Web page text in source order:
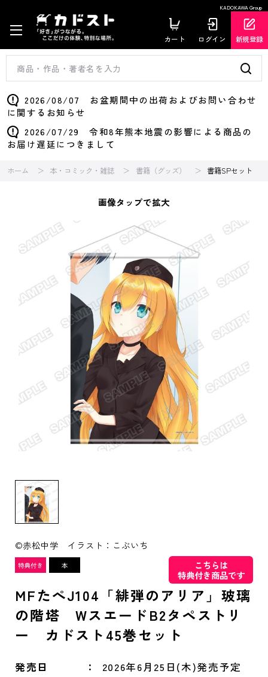
KADOKAWA Group
カート ログイン 新規登録
2026/08/07 お盆期間中の出荷およびお問い合わせ
に関するお知らせ
2026/07/29 令和8年熊本地震の影響による商品の
お届け遅延につきまして
ホーム 本・コミック・雑誌 書籍（グッズ） 書籍SPセット
画像タップで拡大
©赤松中学 イラスト：こぶいち
こちらは
特典付き商品です
MFたぺJ104「緋弾のアリア」玻璃
の階塔 WスエードB2タペストリ
ー カドスト45巻セット
発売日 2026年6月25日(木)発売予定